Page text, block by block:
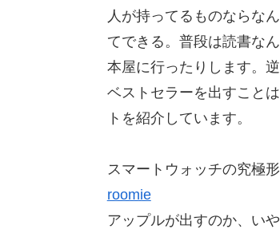
人が持ってるものならな
てできる。普段は読書な
本屋に行ったりします。
ベストセラーを出すこと
トを紹介しています。
スマートウォッチの究極
roomie
アップルが出すのか、い